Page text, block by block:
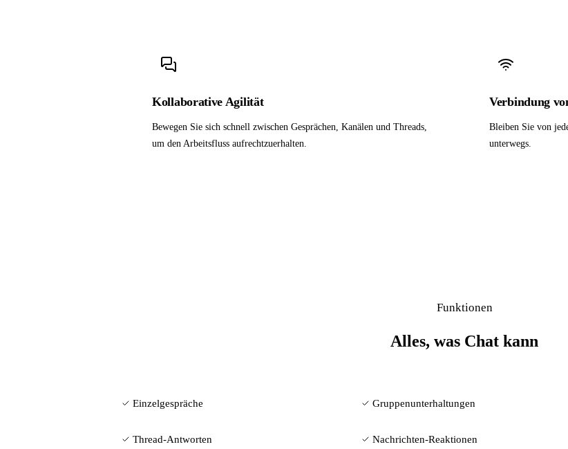
Kollaborative Agilität
Bewegen Sie sich schnell zwischen Gesprächen, Kanälen und Threads,
um den Arbeitsfluss aufrechtzuerhalten.
Verbindung
Bleiben Sie von
unterwegs.
Funktionen
Alles, was Chat kann
Einzelgespräche Gruppenunterhaltungen
Thread-Antworten Nachrichten-Reaktionen